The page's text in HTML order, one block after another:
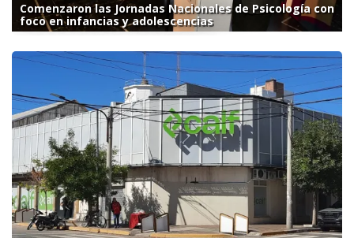
Comenzaron las Jornadas Nacionales de Psicología con
foco en infancias y adolescencias